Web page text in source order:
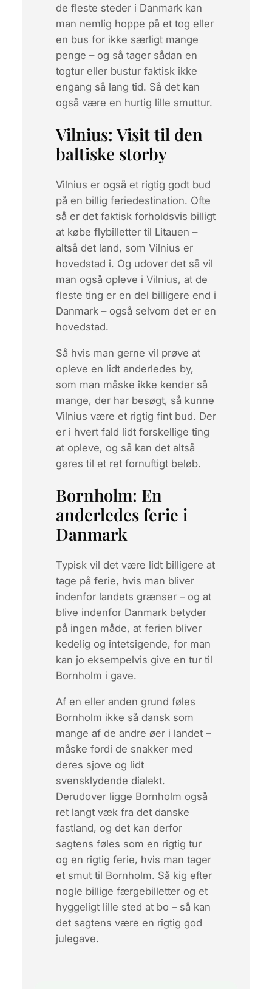
de fleste steder i Danmark kan
man nemlig hoppe på et tog eller
en bus for ikke særligt mange
penge – og så tager sådan en
togtur eller bustur faktisk ikke
engang så lang tid. Så det kan
også være en hurtig lille smuttur.
Vilnius: Visit til den
baltiske storby
Vilnius er også et rigtig godt bud
på en billig feriedestination. Ofte
så er det faktisk forholdsvis billigt
at købe flybilletter til Litauen –
altså det land, som Vilnius er
hovedstad i. Og udover det så vil
man også opleve i Vilnius, at de
fleste ting er en del billigere end i
Danmark – også selvom det er en
hovedstad.
Så hvis man gerne vil prøve at
opleve en lidt anderledes by,
som man måske ikke kender så
mange, der har besøgt, så kunne
Vilnius være et rigtig fint bud. Der
er i hvert fald lidt forskellige ting
at opleve, og så kan det altså
gøres til et ret fornuftigt beløb.
Bornholm: En
anderledes ferie i
Danmark
Typisk vil det være lidt billigere at
tage på ferie, hvis man bliver
indenfor landets grænser – og at
blive indenfor Danmark betyder
på ingen måde, at ferien bliver
kedelig og intetsigende, for man
kan jo eksempelvis give en tur til
Bornholm i gave.
Af en eller anden grund føles
Bornholm ikke så dansk som
mange af de andre øer i landet –
måske fordi de snakker med
deres sjove og lidt
svensklydende dialekt.
Derudover ligge Bornholm også
ret langt væk fra det danske
fastland, og det kan derfor
sagtens føles som en rigtig tur
og en rigtig ferie, hvis man tager
et smut til Bornholm. Så kig efter
nogle billige færgebilletter og et
hyggeligt lille sted at bo – så kan
det sagtens være en rigtig god
julegave.